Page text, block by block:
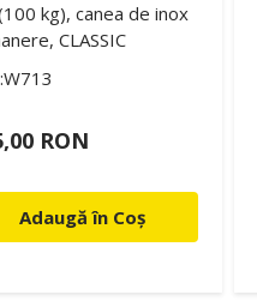
kg), canea de inox
CLASSIC
RON
Adaugă în Coș